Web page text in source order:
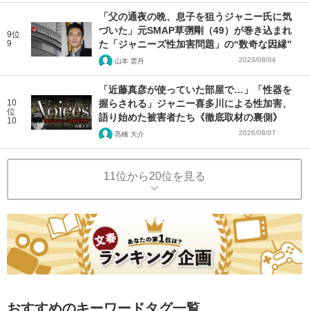
9位
9
「父の通夜の晩、息子を狙うジャニー氏に気
づいた」元SMAP草彅剛（49）が巻き込まれ
た「ジャニーズ性加害問題」の“数奇な因縁”
山本 雲丹 2023/08/04
10
位
10
「近藤真彦が使っていた部屋で…」「性器を
握らされる」ジャニー喜多川による性加害、
語り始めた被害者たち《徹底取材の裏側》
髙橋 大介 2026/08/07
11位から20位を見る